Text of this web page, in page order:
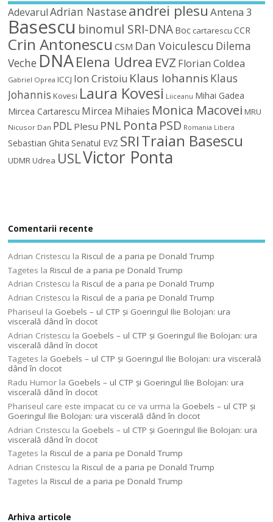
Adevarul Adrian Nastaseandrei plesuAntena 3
Basescu binomul SRI-DNA Boc cartarescu CCR
Crin Antonescu CSM Dan Voiculescu Dilema
Veche DNAElena Udrea EVZ Florian Coldea
Gabriel Oprea ICCJ Ion Cristoiu Klaus Iohannis Klaus
Johannis Kovesi Laura Kovesi Liiceanu Mihai Gadea
Mircea Cartarescu Mircea Mihaies Monica Macovei MRU
Nicusor Dan PDL Plesu PNL Ponta PSD Romania Libera
Sebastian Ghita Senatul EVZ SRITraian Basescu
UDMRUdrea USLVictor Ponta
Comentarii recente
Adrian Cristescu laRiscul de a paria pe Donald Trump
Tagetes laRiscul de a paria pe Donald Trump
Adrian Cristescu laRiscul de a paria pe Donald Trump
Adrian Cristescu laRiscul de a paria pe Donald Trump
Phariseul la Goebels – ul CTP şi Goeringul Ilie Bolojan: ura
viscerală dând în clocot
Adrian Cristescu la Goebels – ul CTP şi Goeringul Ilie Bolojan: ura
viscerală dând în clocot
Tagetes la Goebels – ul CTP şi Goeringul Ilie Bolojan: ura viscerală
dând în clocot
Radu Humor la Goebels – ul CTP şi Goeringul Ilie Bolojan: ura
viscerală dând în clocot
Phariseul care este impacat cu ce va urma la Goebels – ul CTP şi
Goeringul Ilie Bolojan: ura viscerală dând în clocot
Adrian Cristescu la Goebels – ul CTP şi Goeringul Ilie Bolojan: ura
viscerală dând în clocot
Tagetes laRiscul de a paria pe Donald Trump
Adrian Cristescu laRiscul de a paria pe Donald Trump
Tagetes laRiscul de a paria pe Donald Trump
Arhiva articole